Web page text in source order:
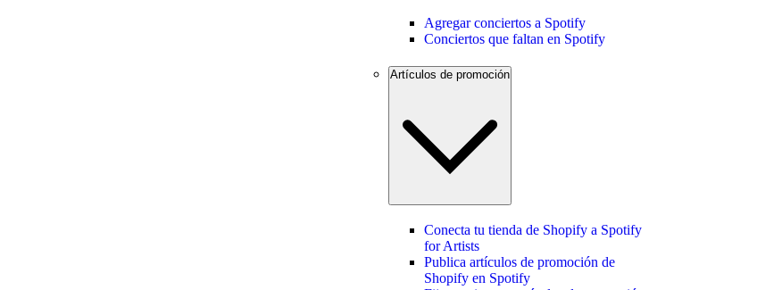
Agregar conciertos a Spotify
Conciertos que faltan en Spotify
Artículos de promoción
Conecta tu tienda de Shopify a Spotify
for Artists
Publica artículos de promoción de
Shopify en Spotify